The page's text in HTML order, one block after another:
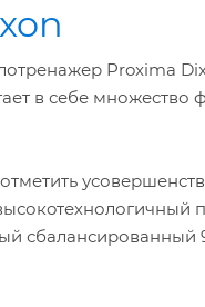
Proxima
в себе
сбалансированный